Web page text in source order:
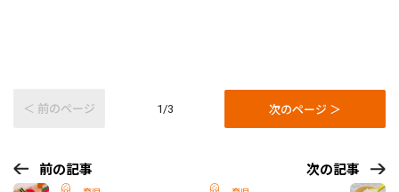
＜ 前のページ 1/3 次のページ ＞
前の記事 次の記事